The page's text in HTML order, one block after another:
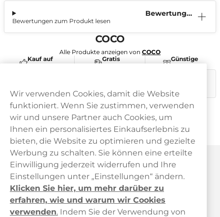
Bewertunge
Bewertungen zum Produkt lesen
COCO
Alle Produkte anzeigen von COCO
Kauf auf
Rechnung
Gratis
Versand
Günstige
Preise
Haypp Österreich
Wir verwenden Cookies, damit die Website
funktioniert. Wenn Sie zustimmen, verwenden
wir und unsere Partner auch Cookies, um
Ihnen ein personalisiertes Einkaufserlebnis zu
bieten, die Website zu optimieren und gezielte
Werbung zu schalten. Sie können eine erteilte
Einwilligung jederzeit widerrufen und Ihre
Einstellungen unter „Einstellungen“ ändern.
Klicken Sie hier, um mehr darüber zu
erfahren, wie und warum wir Cookies
verwenden. Indem Sie der Verwendung von